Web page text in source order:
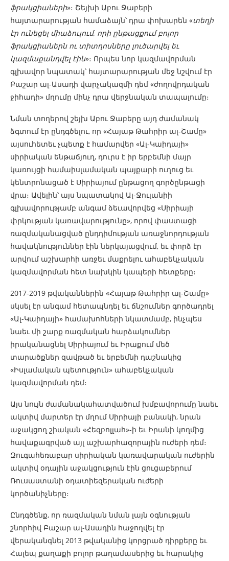
ֆրակցիաների»։ Շեյխի Աբու Ջաբերի
հայտարարության համաձայն՝ դրա փոխարեն «տեղի
էր ունեցել միաձուլում, որի ընթացքում բոլոր
ֆրակցիաներն ու տիտղոսները լուծարվել եւ
կազմաքանդվել էին»։ Որպես նոր կազմավորման
գլխավոր նպատակ՝ հայտարարության մեջ նշվում էր
Բաշար ալ-Ասադի վարչակազմի դեմ «ժողովրդական
ջիհադի» մղումը մինչ դրա վերջնական տապալումը։
Նման տողերով շեյխ Աբու Ջաբերը այդ ժամանակ
ձգտում էր ընդգծելու, որ «Հայաթ Թահրիր ալ-Շամը»
այսուհետեւ չպետք է համարվեր «Ալ-Կաիդայի»
սիրիական ենթաճյուղ, դուրս է իր երբեմնի մայր
կառույցի համաիսլամական պայքարի ուղուց եւ
կենտրոնացած է Սիրիայում ընթացող գործընթացի
վրա։ Ավելին՝ այս նպատակով Ալ-Ջուլանիի
գլխավորությամբ անգամ ձեւավորվեց «Սիրիայի
փրկության կառավարությունը», որով փաստացի
ռազմականացված ընդդիմության առաջնորդության
հավակնություններ էին ներկայացվում, եւ փորձ էր
արվում աշխարհի առջեւ մաքրելու ահաբեկչական
կազմավորման հետ նախկին կապերի հետքերը։
2017-2019 թվականներին «Հայաթ Թահրիր ալ-Շամը»
սկսել էր անգամ հետապնդել եւ ճնշումներ գործադրել
«Ալ-Կաիդայի» համախոհների նկատմամբ, ինչպես
նաեւ մի շարք ռազմական հարձակումներ
իրականացնել Սիրիայում եւ Իրաքում մեծ
տարածքներ զավթած եւ երբեմնի դաշնակից
«Իսլամական պետություն» ահաբեկչական
կազմավորման դեմ։
Այս նույն ժամանակահատվածում խմբավորումը նաեւ
ակտիվ մարտեր էր մղում Սիրիայի բանակի, նրան
աջակցող շիական «Հեզբոլլահ»-ի եւ Իրանի կողմից
հավաքագրված այլ աշխարհազորային ուժերի դեմ։
Զուգահեռաբար սիրիական կառավարական ուժերին
ակտիվ օդային աջակցություն էին ցուցաբերում
Ռուսաստանի օդատիեզերական ուժերի
կործանիչները։
Ընդգծենք, որ ռազմական նման լայն օգնության
շնորհիվ Բաշար ալ-Ասադին հաջողվել էր
վերականգնել 2013 թվականից կորցրած դիրքերը եւ
Հալեպ քաղաքի բոլոր թաղամասերից եւ հարակից